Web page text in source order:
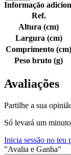
Informação
Ref.
Altura (cm)
Largura (cm)
Comprimento (cm)
Peso bruto (g)
Avaliações
Partilhe a sua
Só levará um
Inicia sessão no teu
"Avalia e Ganha"